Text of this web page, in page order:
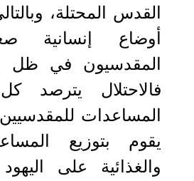
القدس المحتلة،
أوضاع إنسانية
المقدسيون في ظل
فالاحتلال يترصد
المساعدات
يقوم بتوزيع
والغذائية على